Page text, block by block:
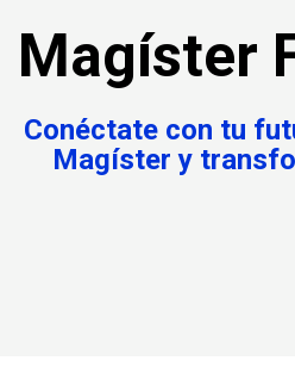
Magíster
Conéctate con tu
Magíster y